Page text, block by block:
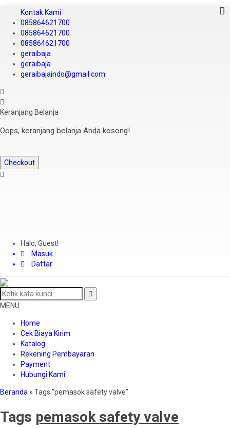
Kontak Kami
085864621700
085864621700
085864621700
geraibaja
geraibaja
geraibajaindo@gmail.com
Keranjang Belanja
Oops, keranjang belanja Anda kosong!
Checkout
Halo, Guest!
Masuk
Daftar
MENU
Home
Cek Biaya Kirim
Katalog
Rekening Pembayaran
Payment
Hubungi Kami
Beranda » Tags "pemasok safety valve"
Tags pemasok safety valve